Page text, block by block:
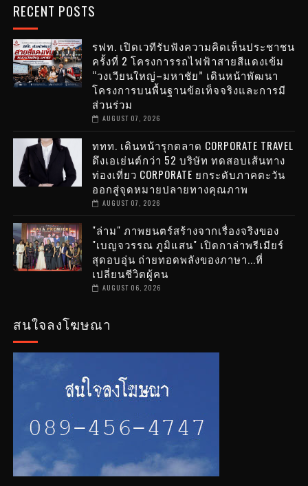
RECENT POSTS
รฟท. เปิดเวทีรับฟังความคิดเห็นประชาชน
ครั้งที่ 2 โครงการรถไฟฟ้าสายสีแดงเข้ม
“วงเวียนใหญ่–มหาชัย” เดินหน้าพัฒนา
โครงการบนพื้นฐานข้อเท็จจริงและการมี
ส่วนร่วม
AUGUST 07, 2026
ททท. เดินหน้ารุกตลาด CORPORATE TRAVEL
ดึงเอเย่นต์กว่า 52 บริษัท ทดสอบเส้นทาง
ท่องเที่ยว CORPORATE ยกระดับภาคตะวัน
ออกสู่จุดหมายปลายทางคุณภาพ
AUGUST 07, 2026
"ล่าม" ภาพยนตร์สร้างจากเรื่องจริงของ
"เบญจวรรณ ภูมิแสน" เปิดกาล่าพรีเมียร์
สุดอบอุ่น ถ่ายทอดพลังของภาษา...ที่
เปลี่ยนชีวิตผู้คน
AUGUST 06, 2026
สนใจลงโฆษณา